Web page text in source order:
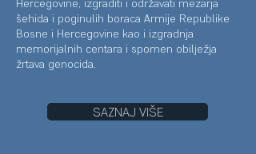
Hercegovine, izgraditi i održavati mezarja
šehida i poginulih boraca Armije Republike
Bosne i Hercegovine kao i izgradnja
memorijalnih centara i spomen obilježja
žrtava genocida.
SAZNAJ VIŠE